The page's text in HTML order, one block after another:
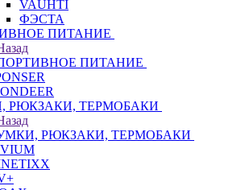
VAUHTI
ФЭСТА
ПИТАНИЕ
ПИТАНИЕ
РЮКЗАКИ, ТЕРМОБАКИ
РЮКЗАКИ, ТЕРМОБАКИ